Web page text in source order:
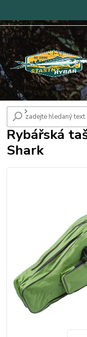
Úvod Tašky, pouzdra, obaly
Rybářská
Shark